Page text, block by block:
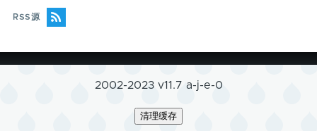
RSS源
2002-2023 v11.7 a-j-e-0